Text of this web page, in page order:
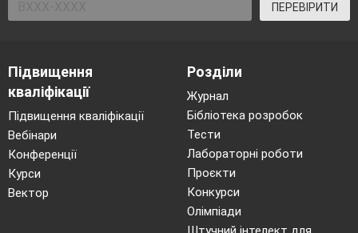
ПЕРЕВІРИТИ
Підвищення
кваліфікації
Підвищення кваліфікації
Вебінари
Конференції
Курси
Вектор
Розділи
Журнал
Бібліотека розробок
Тести
Лабораторні роботи
Проєкти
Конкурси
Олімпіади